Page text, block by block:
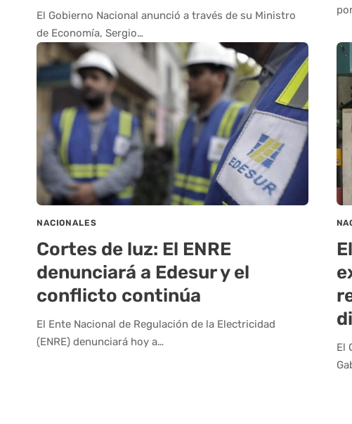
El Gobierno Nacional anunció a través de su Ministro
de Economía, Sergio…
NACIONALES
Cortes de luz: El ENRE
denunciará a Edesur y el
conflicto continúa
El Ente Nacional de Regulación de la Electricidad
(ENRE) denunciará hoy a…
El